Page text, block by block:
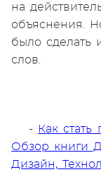
на
объяснения.
было сделать
слов.
-
Как стать
Обзор книги
Дизайн,